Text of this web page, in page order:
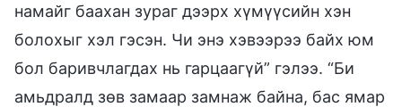
намайг баахан зураг дээрх хүмүүсийн хэн
болохыг хэл гэсэн. Чи энэ хэвээрээ байх юм
бол баривчлагдах нь гарцаагүй” гэлээ. “Би
амьдралд зөв замаар замнаж байна, бас ямар